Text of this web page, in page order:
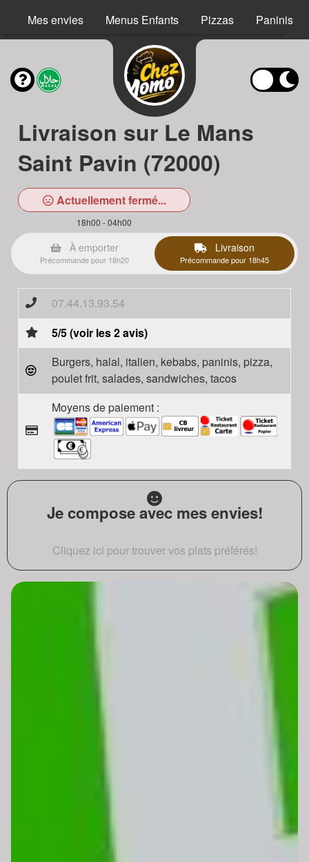
Mes envies Menus Enfants Pizzas Paninis
Livraison sur Le Mans
Saint Pavin (72000)
Actuellement fermé...
18h00 - 04h00
À emporter
Précommande pour 18h20
Livraison
Précommande pour 18h45
07.44.13.93.54
5/5 (voir les 2 avis)
Burgers, halal, italien, kebabs, paninis, pizza,
poulet frit, salades, sandwiches, tacos
Moyens de paiement :
Je compose avec mes envies!
Cliquez ici pour trouver vos plats préférés!